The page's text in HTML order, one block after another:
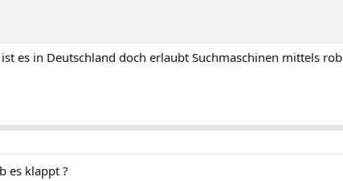
es in Deutschland doch erlaubt Suchmaschinen mittels
es klappt ?